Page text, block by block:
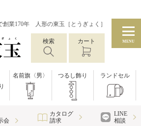
創業170年 人形の東玉［とうぎょく］
検索 カート MENU
名前旗〈男〉 つるし飾り ランドセル
会
カタログ
請求
LINE
相談